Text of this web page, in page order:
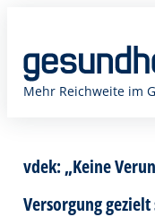
springen
Mehr Reichweite im
vdek: „Keine
Versorgung